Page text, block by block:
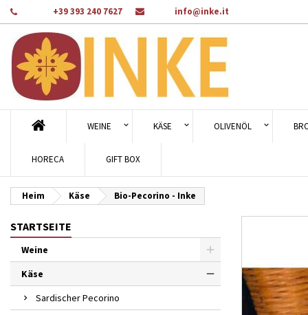
+39 393 240 7627 info@inke.it
WEINE KÄSE OLIVENÖL
HORECA GIFT BOX
Heim Käse Bio-Pecorino - Inke
STARTSEITE
Weine
Käse
Sardischer Pecorino